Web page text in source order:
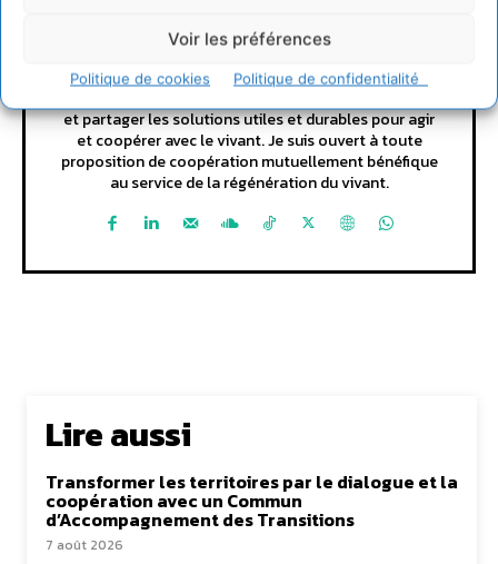
Voir les préférences
Politique de cookies Politique de confidentialité
Directeur de la Publication Cdurable.info qui a eu 20
ans en 2025 ... L'occasion de supprimer la publicité et
d'un nouveau départ vers un webmedia participatif
et partager les solutions utiles et durables pour agir
et coopérer avec le vivant. Je suis ouvert à toute
proposition de coopération mutuellement bénéfique
au service de la régénération du vivant.
Lire aussi
Transformer les territoires par le dialogue et la
coopération avec un Commun
d’Accompagnement des Transitions
7 août 2026